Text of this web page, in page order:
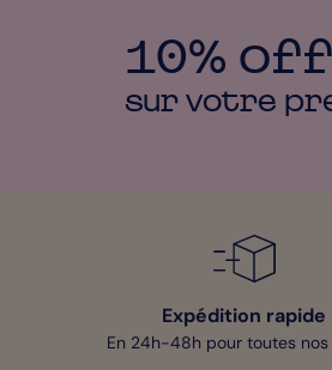
10%
sur votre
Expédition rapide
En 24h-48h pour toutes